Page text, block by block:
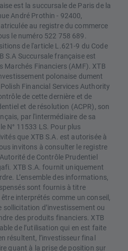
est la succursale de Paris de la
André Prothin - 92400,
au registre du commerce
le numéro 522 758 689.
de l'article L.621-9 du Code
S.A Succursale française est
Marchés Financiers (AMF). XTB
polonaise dument
Financial Services Authority
de cette dernière et de
et de résolution (ACPR), son
par l'intermédiaire de sa
N° 11533 LS. Pour plus
que XTB S.A. est autorisée à
invitons à consulter le registre
de Contrôle Prudentiel
XTB S.A. fournit uniquement
L’ensemble des informations,
sont fournis à titre
interprétés comme un conseil,
d’investissement ou
des produits financiers. XTB
de l’utilisation qui en est faite
résultent, l’investisseur final
quant à la prise de position sur